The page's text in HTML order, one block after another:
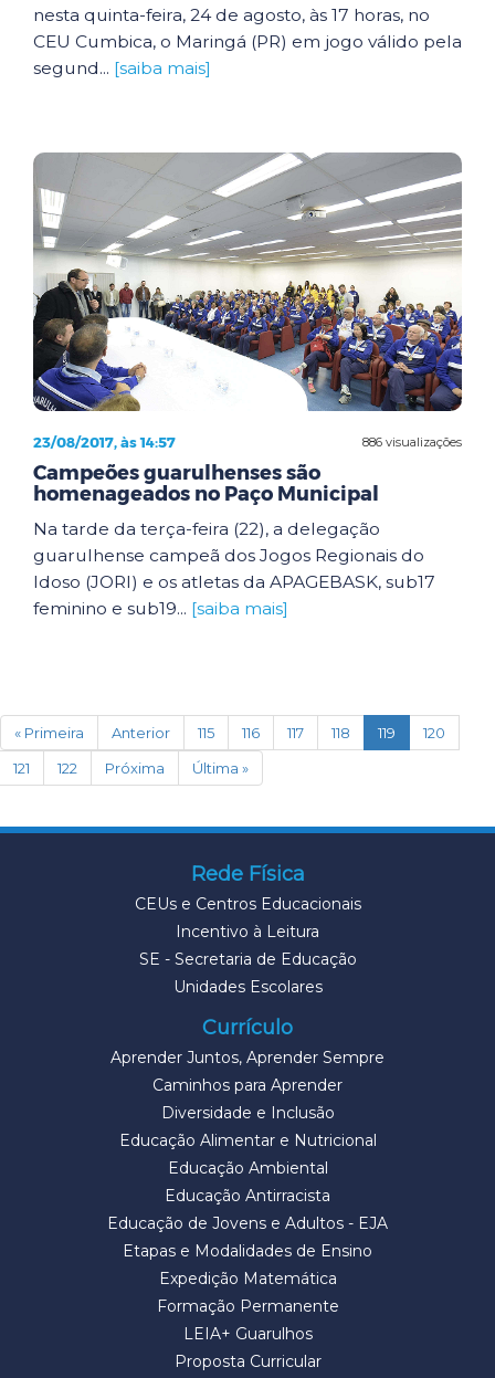
nesta quinta-feira, 24 de agosto, às 17 horas, no
CEU Cumbica, o Maringá (PR) em jogo válido pela
segund... [saiba mais]
886 visualizações
23/08/2017, às 14:57
Campeões guarulhenses são
homenageados no Paço Municipal
Na tarde da terça-feira (22), a delegação
guarulhense campeã dos Jogos Regionais do
Idoso (JORI) e os atletas da APAGEBASK, sub17
feminino e sub19... [saiba mais]
« Primeira Anterior 115 116 117 118 119 (current)
120
121
122 Próxima Última »
Rede Física
CEUs e Centros Educacionais
Incentivo à Leitura
SE - Secretaria de Educação
Unidades Escolares
Currículo
Aprender Juntos, Aprender Sempre
Caminhos para Aprender
Diversidade e Inclusão
Educação Alimentar e Nutricional
Educação Ambiental
Educação Antirracista
Educação de Jovens e Adultos - EJA
Etapas e Modalidades de Ensino
Expedição Matemática
Formação Permanente
LEIA+ Guarulhos
Proposta Curricular